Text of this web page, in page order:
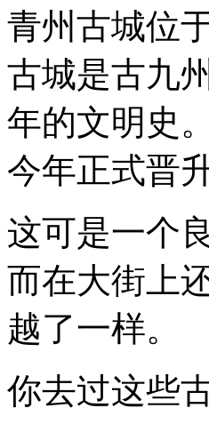
比
如
凤
凰
古
城、
乌
等
等。
过
要
说
口
碑，
青州古城位
古城是古九
年的文明史
今年正式晋
这可是一个
而在大街上
越了一样。
你去过这些